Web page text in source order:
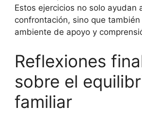
Estos ejercicios no solo ayudan
confrontación, sino que
ambiente de apoyo y
Reflexiones
sobre el
familiar